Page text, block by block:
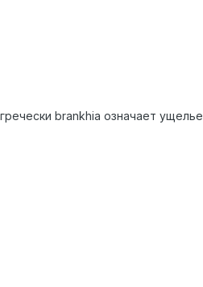
brankhia означает ущелье